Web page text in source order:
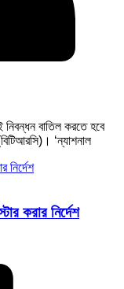
বাতিল করতে হবে
‘ন্যাশনাল
করার নির্দেশ